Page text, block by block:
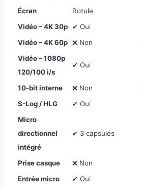
Écran Rotule
Vidéo – 4K 30p
✔ Oui
Vidéo – 4K 60p ❌ Non
Vidéo – 1080p
120/100 i/s
✔ Oui
10-bit interne ❌ Non
S-Log / HLG
✔ Oui
Micro
directionnel
intégré
✔ 3 capsules
Prise casque ❌ Non
Entrée micro
✔ Oui